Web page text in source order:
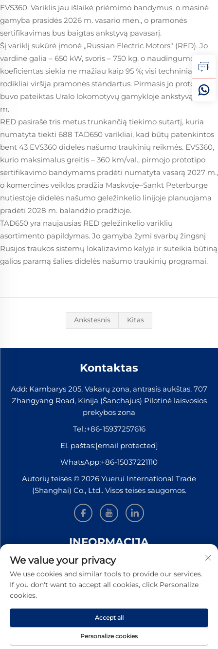
EVS360. Variklis jau išlaikė priėmimo bandymus, o masinė
gamyba prasidės 2026 m. vasario mėn., o pramonės
sertifikavimas bus baigtas ankstyvą pavasarį.
Šį variklį sukūrė įmonė „Russian Electric Motors“ (RED). Jo
vardinė galia – 650 kW, svoris – 750 kg, o naudingumo
koeficientas siekia ne mažiau kaip 95 %; visi techniniai
rodikliai viršija pramonės standartus. Pirmasis jo prototipas
buvo pateiktas Uralo lokomotyvų gamykloje ankstyvą 2025
m.
RED pasirašė tris metus trunkančią tiekimo sutartį, kuria
numatyta tiekti 688 TAD650 varikliai, kad būtų patenkintos
bent 43 EVS360 didelės našumo traukinių reikmės. EVS360,
kurio maksimalus greitis – 360 km/val., pirmojo prototipo
sertifikavimo bandymams pradėti numatyta vasarą 2027 m.,
o komercinės veiklos pradžia Maskvoje–Sankt Peterburge
nutiestoje didelės našumo geležinkelio linijoje planuojama
pradėti 2028 m. balandžio pradžioje.
TAD650 yra naujausias RED geležinkelio variklių
asortimento papildymas. Jo gamyba žymi svarbų žingsnį
Rusijos traukos sistemų lokalizavimo kelyje ir suteikia būtiną
galios paramą šalies didelės našumo traukinių programai.
Ankstesnis Kitas
Kontaktas
Add: Kambarys 205, Vakarų zona, antrasis aukštas, 707
Zhangyang Road, Kinija (Šanchajus) Pilotinė laisvosios
prekybos zona
Tel.:+86-15937257616
El. paštas:[email protected]
WhatsApp:+86-15037221110
Autorių teisės © 2026 Yuerui International Trade
(Shanghai) Co., Ltd.. Visos teisės saugomos.
INFORMACIJA
Užsiregistruokite, kad gautumėte mūsų savaitinį
naujienlaiškį
Pateikti
We value your privacy
We use cookies and similar tools to provide our services.
If you don't want to accept all cookies, click Personalize
cookies.
Personalize cookies
Accept all